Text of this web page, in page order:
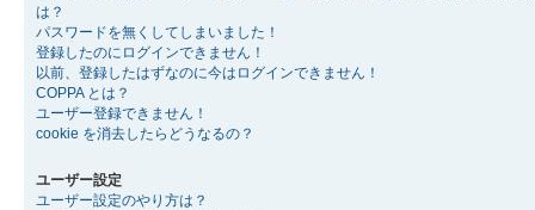
は？
パスワードを無くしてしまいました！
登録したのにログインできません！
以前、登録したはずなのに今はログインできません！
COPPA とは？
ユーザー登録できません！
cookie を消去したらどうなるの？
ユーザー設定
ユーザー設定のやり方は？